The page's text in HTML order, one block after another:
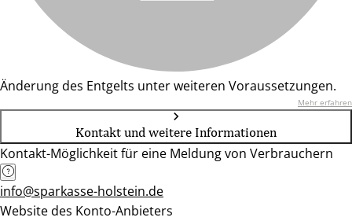
Änderung des Entgelts unter weiteren Voraussetzungen.
Mehr erfahren
Kontakt und weitere Informationen
Kontakt-Möglichkeit für eine Meldung von Verbrauchern
info@sparkasse-holstein.de
Website des Konto-Anbieters